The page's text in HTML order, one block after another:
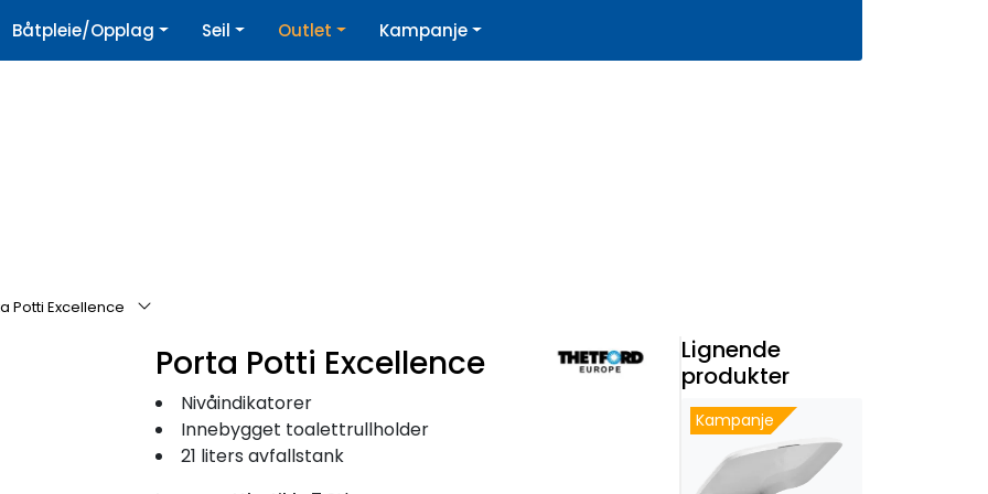
| Nyhetsbrev
Båtpleie/Opplag Seil Outlet Kampanje
Potti Excellence
Porta Potti Excellence
Nivåindikatorer
Innebygget toalettrullholder
21 liters avfallstank
Lignende
produkter
Kampanje